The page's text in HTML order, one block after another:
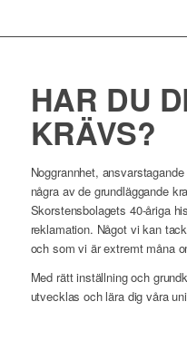
HAR DU
KRÄVS?
Noggrannhet,
några av de grundläggande
Skorstensbolagets 40-åriga
reklamation. Något vi kan
och som vi är extremt måna
Med rätt inställning och
utvecklas och lära dig våra